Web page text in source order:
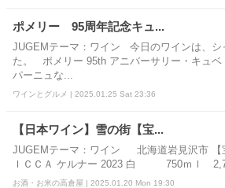
ポメリー 95周年記念キュ...
JUGEMテーマ：ワイン 今日のワインは、シ
た。 ポメリー 95th アニバーサリー・キュ
パーニュな...
ワインとグルメ | 2025.01.25 Sat 23:36
【日本ワイン】雪の街【宝...
JUGEMテーマ：ワイン 北海道岩見沢市
ＩＣＣＡ ケルナー 2023 白 750ｍｌ
お酒・お米の高倉屋 | 2025.01.20 Mon 19:30